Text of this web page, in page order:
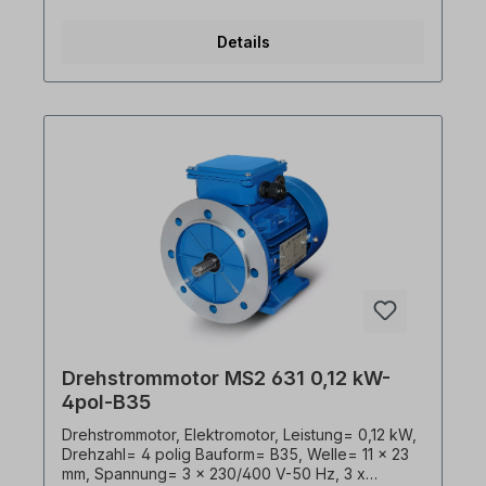
3 x PTC-Kaltleiter, Gewicht= 3,7 Kg,
Kabelverschraubungen= 2 x M16, Gehäuse=
bzw. abschraubbar. Der Elektromotor ist für den
Frequenzumrichter- Einsatz und für beide
Drehrichtungen geeignet. Gemäß VDE 0105 bzw.
IEC 364 sind alle Arbeiten am Elektroantrieb nur
von qualifiziertem Fachpersonal durchzuführen.
Bei Modifikationen oder Sonderausführungen
bitte Anfrage zusenden. Hilfreiche Tipps zu
Elektromotoren sind im FAQ-Bereich zu finden.
Alle Produktfotos sind unverbindliche
Beispiele!Technische Änderungen vorbehalten.
Details
Drehstrommotor MS2 631 0,12 kW-
4pol-B35
Drehstrommotor, Elektromotor, Leistung= 0,12 kW,
Drehzahl= 4 polig Bauform= B35, Welle= 11 x 23
mm, Spannung= 3 x 230/400 V-50 Hz, 3 x